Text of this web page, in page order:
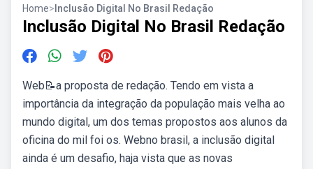
Home> Inclusão Digital No Brasil Redação
Inclusão Digital No Brasil Redação
Web📝a proposta de redação. Tendo em vista a
importância da integração da população mais velha ao
mundo digital, um dos temas propostos aos alunos da
oficina do mil foi os. Webno brasil, a inclusão digital
ainda é um desafio, haja vista que as novas